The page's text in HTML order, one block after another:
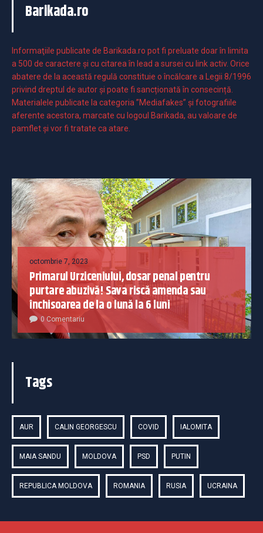
Barikada.ro
Informaţiile publicate de Barikada.ro pot fi preluate doar în limita
a 500 de caractere şi cu citarea în lead a sursei cu link activ. Orice
abatere de la această regulă constituie o încălcare a Legii 8/1996
privind dreptul de autor și poate fi sancționată în consecință.
Materialele publicate la categoria ”Mediafakes” și fotografiile
aferente acestora, marcate cu logoul Barikada, au valoare de
pamflet și vor fi tratate ca atare.
octombrie 7, 2023
Primarul Urziceniului, dosar penal pentru
purtare abuzivă! Sava riscă amenda sau
închisoarea de la o lună la 6 luni
0 Comentariu
Tags
AUR CALIN GEORGESCU COVID IALOMITA
MAIA SANDU MOLDOVA PSD PUTIN
REPUBLICA MOLDOVA ROMANIA RUSIA UCRAINA